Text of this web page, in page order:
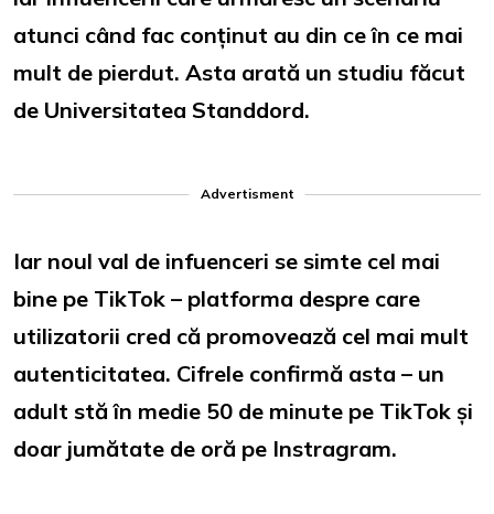
atunci când fac conținut au din ce în ce mai
mult de pierdut. Asta arată un studiu făcut
de Universitatea Standdord.
Advertisment
Iar noul val de infuenceri se simte cel mai
bine pe TikTok – platforma despre care
utilizatorii cred că promovează cel mai mult
autenticitatea. Cifrele confirmă asta – un
adult stă în medie 50 de minute pe TikTok și
doar jumătate de oră pe Instragram.